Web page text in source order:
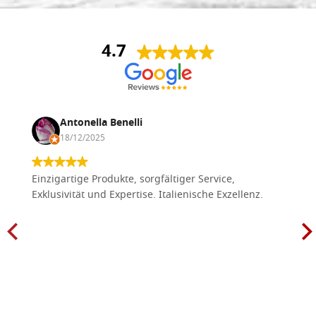
4.7
Antonella Benelli
18/12/2025
Einzigartige Produkte, sorgfältiger Service,
Exklusivität und Expertise. Italienische Exzellenz.